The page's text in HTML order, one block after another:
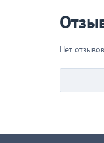
Нет отзывов